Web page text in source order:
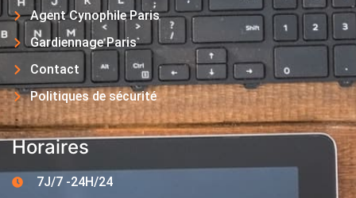
Agent Cynophile Paris
Gardiennage Paris
Contact
Politiques de sécurité
Horaires
7J/7 -24H/24